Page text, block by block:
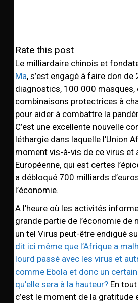
Rate this post
Le milliardaire chinois et
Ma, s’est engagé à faire don
diagnostics, 100 000 masques,
combinaisons protectrices à
pour aider à combattre la
C’est une excellente nouvelle
léthargie dans laquelle l’Union
moment vis-à-vis de ce virus et
Européenne, qui est certes
a débloqué 700 milliards
l’économie.
A l’heure où les activités
grande partie de l’économie de
un tel Virus peut-être endigué
dit ici même que l’Afrique a
lourd passé avec les virus et
comme Ebola et donc un
qu’elle sera à la hauteur? En
c’est le moment de la gratitude